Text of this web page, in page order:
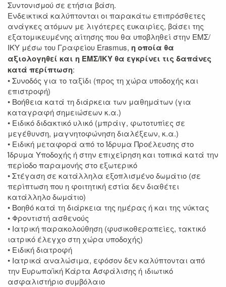
Συντονισμού σε ετήσια βάση.
Ενδεικτικά καλύπτονται οι παρακάτω επιπρόσθετες
ανάγκες ατόμων με λιγότερες ευκαιρίες, βάσει της
εξατομικευμένης αίτησης που θα υποβληθεί στην ΕΜΣ/
ΙΚΥ μέσω του Γραφείου Erasmus, η οποία θα
αξιολογηθεί και η ΕΜΣ/ΙΚΥ θα εγκρίνει τις δαπάνες
κατά περίπτωση:
• Συνοδός για το ταξίδι (προς τη χώρα υποδοχής και
επιστροφή)
• Βοήθεια κατά τη διάρκεια των μαθημάτων (για
καταγραφή σημειώσεων κ.α.)
• Ειδικό διδακτικό υλικό (μπράιγ, φωτοτυπίες σε
μεγέθυνση, μαγνητοφώνηση διαλέξεων, κ.α.)
• Ειδική μεταφορά από το Ίδρυμα Προέλευσης στο
Ίδρυμα Υποδοχής ή στην επιχείρηση και τοπικά κατά την
περίοδο παραμονής στο εξωτερικό
• Στέγαση σε κατάλληλα εξοπλισμένο δωμάτιο (σε
περίπτωση που η φοιτητική εστία δεν διαθέτει
κατάλληλο δωμάτιο)
• Βοηθό κατά τη διάρκεια της ημέρας ή και της νύκτας
• Φροντιστή ασθενούς
• Ιατρική παρακολούθηση (φυσικοθεραπείες, τακτικό
ιατρικό έλεγχο στη χώρα υποδοχής)
• Ειδική διατροφή
• Ιατρικά αναλώσιμα, εφόσον δεν καλύπτονται από
την Ευρωπαϊκή Κάρτα Ασφάλισης ή ιδιωτικό
ασφαλιστήριο συμβόλαιο